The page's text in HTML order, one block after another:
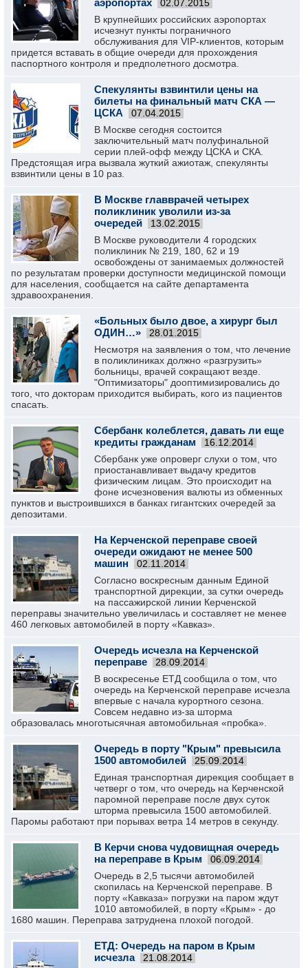
аэропортах 02.07.2015
В крупнейших российских аэропортах
исчезнут пункты пограничного
обслуживания для VIP-клиентов, которым
придется вставать в общие очереди для прохождения
паспортного контроля и предполетного досмотра.
Спекулянты взвинтили цены на
билеты на финальный матч СКА —
ЦСКА
07.04.2015
В Москве сегодня состоится
заключительный матч полуфинальной
серии плей-офф между ЦСКА и СКА.
Предстоящая игра вызвала жуткий ажиотаж, спекулянты
взвинтили цены в 10 раз.
В Москве главврачей четырех
поликлиник уволили из-за
очередей
13.02.2015
В Москве руководители 4 городских
поликлиник № 219, 180, 62 и 19
освобождены от занимаемых должностей
по результатам проверки доступности медицинской помощи
для населения, сообщается на сайте департамента
здравоохранения.
«Больных было двое, а хирург был
ОДИН…»
28.01.2015
Несмотря на заявления о том, что лечение
в поликлиниках должно «разгрузить»
больницы, врачей сокращают везде.
"Оптимизаторы" дооптимизировались до
того, что докторам приходится выбирать, кого из пациентов
спасать.
Сбербанк колеблется, давать ли еще
кредиты гражданам
16.12.2014
Сбербанк уже опроверг слухи о том, что
приостанавливает выдачу кредитов
физическим лицам. Это происходит на
фоне исчезновения валюты из обменных
пунктов и выстроившихся в банках гигантских очередей за
депозитами.
На Керченской переправе своей
очереди ожидают не менее 500
машин
02.11.2014
Согласно воскресным данным Единой
транспортной дирекции, за сутки очередь
на пассажирской линии Керченской
переправы значительно увеличилась и составляет не менее
460 легковых автомобилей в порту «Кавказ».
Очередь исчезла на Керченской
переправе
28.09.2014
В воскресенье ЕТД сообщила о том, что
очередь на Керченской переправе исчезла
впервые с начала курортного сезона.
Совсем недавно из-за шторма
образовалась многотысячная автомобильная «пробка».
Очередь в порту "Крым" превысила
1500 автомобилей
25.09.2014
Единая транспортная дирекция сообщает в
четверг о том, что очередь на Керченской
паромной переправе после двух суток
шторма превысила 1500 автомобилей.
Паромы работают при порывах ветра 14 метров в секунду.
В Керчи снова чудовищная очередь
на переправе в Крым
06.09.2014
Очередь в 2,5 тысячи автомобилей
скопилась на Керченской переправе. В
порту «Кавказа» погрузки на паром ждут
1010 автомобилей, в порту «Крым» - до
1680 машин. Переправа затруднена плохой погодой.
ЕТД: Очередь на паром в Крым
исчезла
21.08.2014